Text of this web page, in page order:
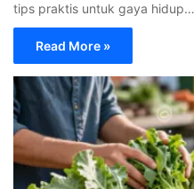
tips praktis untuk gaya hidup…
Read More »